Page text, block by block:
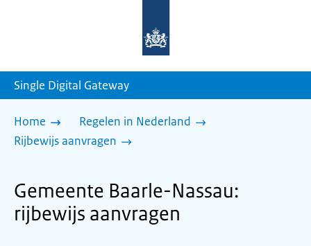
homepage
Single Digital Gateway
Home
Regelen in Nederland
Rijbewijs aanvragen
Gemeente Baarle-Nassau:
rijbewijs aanvragen